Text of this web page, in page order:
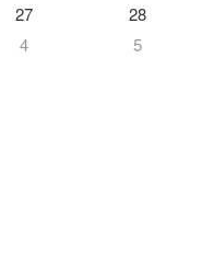
27
28
4 5